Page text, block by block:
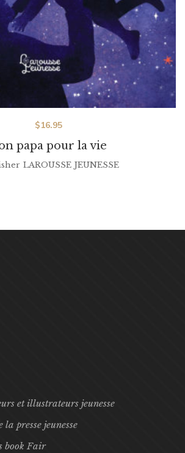
papa pour la vie
$16.95
LAROUSSE JEUNESSE
et illustrateurs jeunesse
presse jeunesse
book Fair